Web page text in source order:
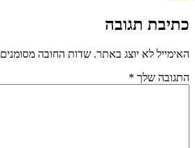
כתיבת תגובה
האימייל לא יוצג באתר. שדות החובה מסומנים
התגובה שלך *